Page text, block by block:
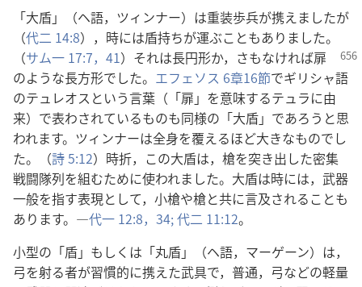
「大盾」（ヘ語，ツィンナー）は重装歩兵が携えましたが
（代二 14:8），時には盾持ちが運ぶこともありました。
（サム一 17:7， 41）それは長円形か，さもなければ扉
のような長方形でした。 エフェソス 6章16節でギリシャ語
のテュレオスという言葉（「扉」を意味するテュラに由
来）で表わされているものも同様の「大盾」であろうと思
われます。ツィンナーは全身を覆えるほど大きなものでし
た。（詩 5:12）時折，この大盾は，槍を突き出した密集
戦闘隊列を組むために使われました。大盾は時には，武器
一般を指す表現として，小槍や槍と共に言及されることも
あります。―代一 12:8， 34;代二 11:12。
小型の「盾」もしくは「丸盾」（ヘ語，マーゲーン）は，
弓を射る者が習慣的に携えた武具で，普通，弓などの軽量